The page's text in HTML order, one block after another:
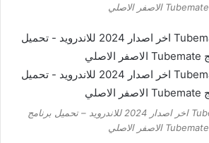
Tubemate الاصفر الاصلي
تحميل برنامج Tubemate اخر اصدار 2024 للاندرويد – تحميل برنامج
Tubemate الاصفر الاصلي